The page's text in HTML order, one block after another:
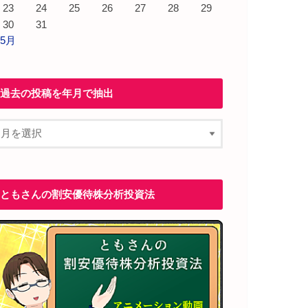
23 24 25 26 27 28
29
30
31
月
過去の投稿を年月で抽出
ともさんの割安優待株分析投資法